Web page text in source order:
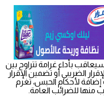
بأداء غرامة تتراوح بين
الإقرار الضريبي أو تضمين الإقرار
لأحكام الحبس، تغرم
منها للضرائب العامة.